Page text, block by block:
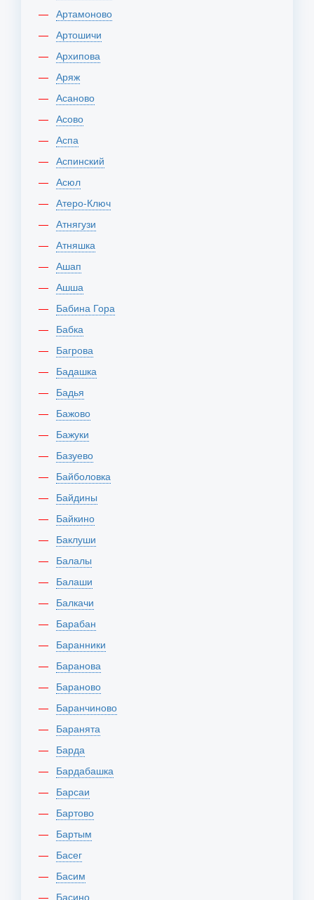
Артамоново
Артошичи
Архипова
Аряж
Асаново
Асово
Аспа
Аспинский
Асюл
Атеро-Ключ
Атнягузи
Атняшка
Ашап
Ашша
Бабина Гора
Бабка
Багрова
Бадашка
Бадья
Бажово
Бажуки
Базуево
Байболовка
Байдины
Байкино
Баклуши
Балалы
Балаши
Балкачи
Барабан
Баранники
Баранова
Бараново
Баранчиново
Баранята
Барда
Бардабашка
Барсаи
Бартово
Бартым
Басег
Басим
Басино